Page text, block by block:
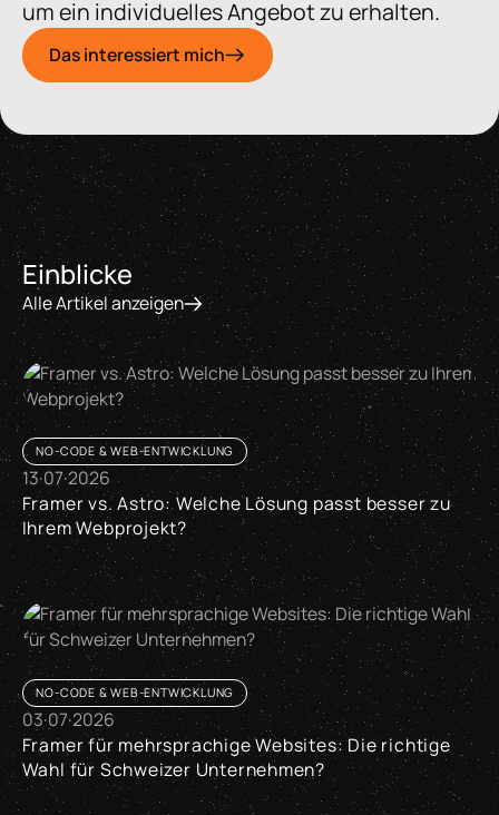
um ein individuelles Angebot zu erhalten.
Das interessiert mich
Einblicke
Alle Artikel anzeigen
NO-CODE & WEB-ENTWICKLUNG
13·07·2026
Framer vs. Astro: Welche Lösung passt besser zu
Ihrem Webprojekt?
Framer vs. Astro: Welche Lösung passt besser zu Ihrem
NO-CODE & WEB-ENTWICKLUNG
03·07·2026
Framer für mehrsprachige Websites: Die richtige
Wahl für Schweizer Unternehmen?
Framer für mehrsprachige Websites: Die richtige Wahl für